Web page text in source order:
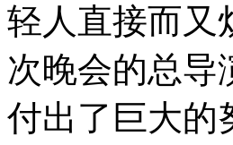
轻人直接而又
次晚会的总导
付出了巨大的